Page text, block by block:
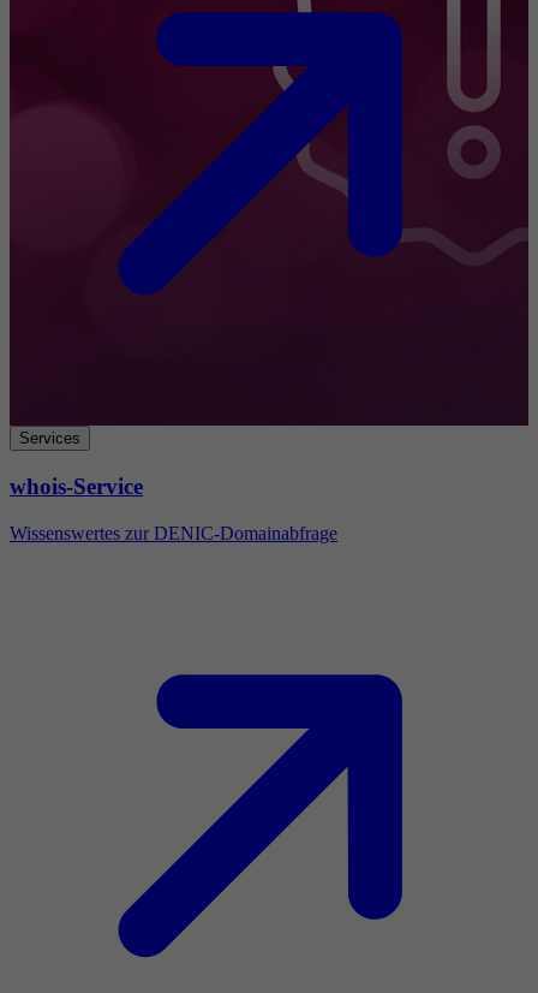
Services
whois-Service
Wissenswertes zur DENIC-Domainabfrage